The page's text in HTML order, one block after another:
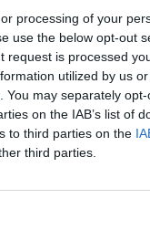
processing of your
use the below opt-out
request is processed
utilized by us
may separately
on the IAB’s list of
to third parties on the
third parties.
e
[...]